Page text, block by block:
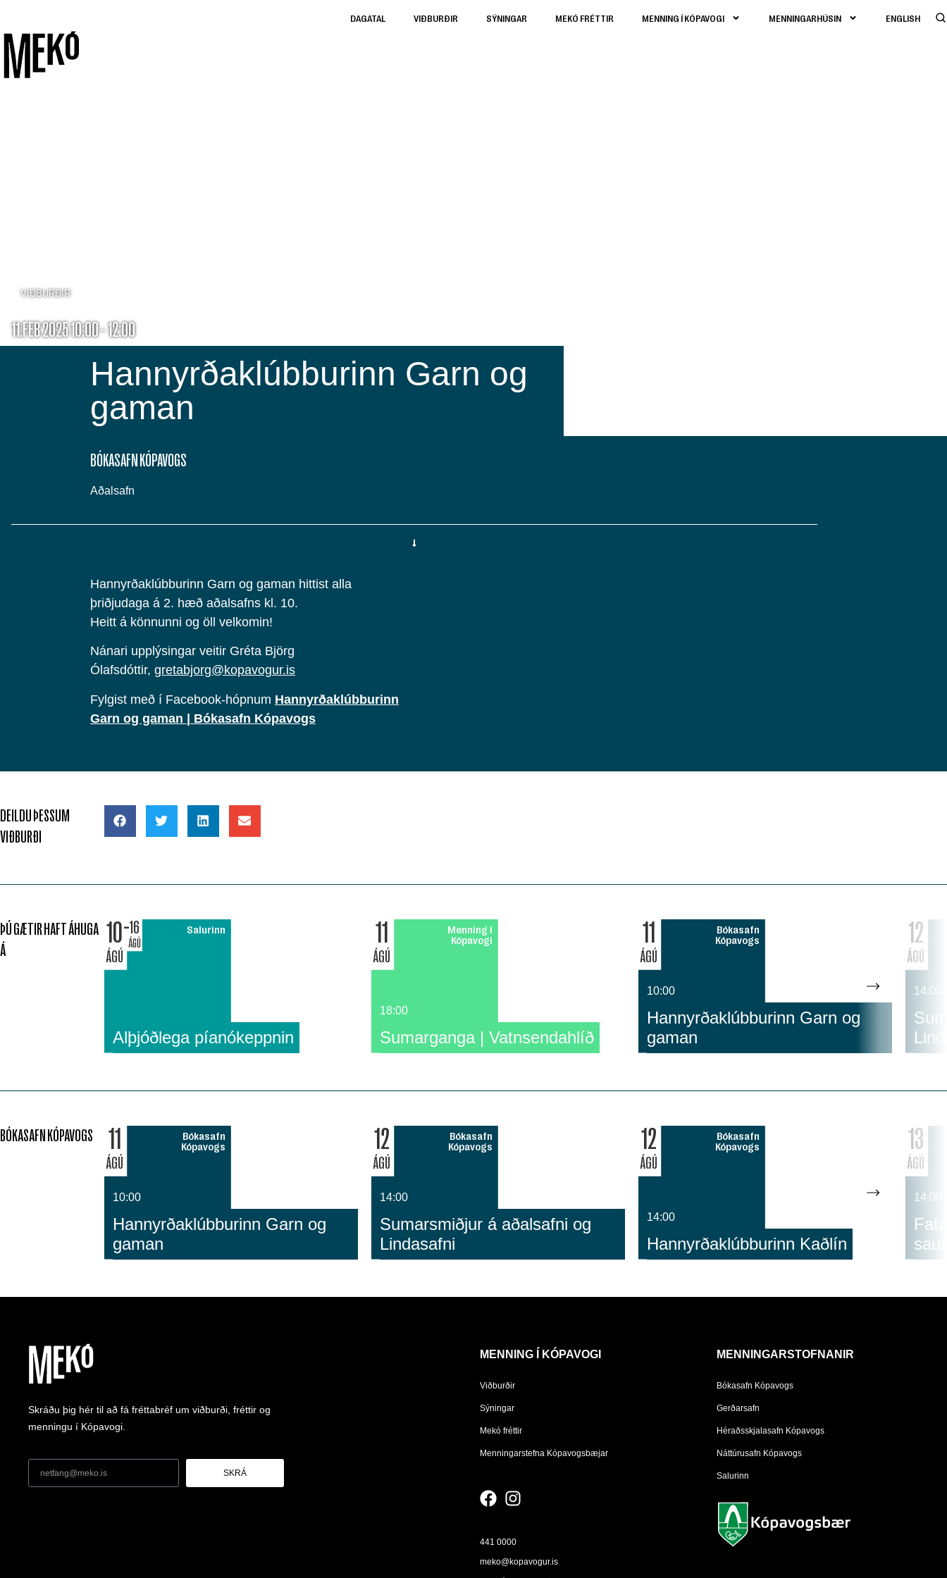
DAGATAL VIÐBURÐIR SÝNINGAR MEKÓ FRÉTTIR MENNING Í KÓPAVOGI MENNINGARHÚSIN ENGLISH
VIÐBURÐIR
11.FEB 2025 10:00 - 12:00
Hannyrðaklúbburinn Garn og
gaman
BÓKASAFN KÓPAVOGS
Aðalsafn
Hannyrðaklúbburinn Garn og gaman hittist alla
þriðjudaga á 2. hæð aðalsafns kl. 10.
Heitt á könnunni og öll velkomin!
Nánari upplýsingar veitir Gréta Björg
Ólafsdóttir, gretabjorg@kopavogur.is
Fylgist með í Facebook-hópnum Hannyrðaklúbburinn
Garn og gaman | Bókasafn Kópavogs
DEILDU ÞESSUM
VIÐBURÐI
ÞÚ GÆTIR HAFT ÁHUGA
Á
10
ÁGÚ
16
ÁGÚ
Salurinn
Alþjóðlega píanókeppnin
11
ÁGÚ
Menning í
Kópavogi
18:00
Sumarganga | Vatnsendahlíð
11
ÁGÚ
Bókasafn
Kópavogs
10:00
Hannyrðaklúbburinn Garn og
gaman
12
ÁGÚ
14:00
BÓKASAFN KÓPAVOGS 11
ÁGÚ
Bókasafn
Kópavogs
10:00
Hannyrðaklúbburinn Garn og
gaman
12
ÁGÚ
Bókasafn
Kópavogs
14:00
Sumarsmiðjur á aðalsafni og
Lindasafni
12
ÁGÚ
Bókasafn
Kópavogs
14:00
Hannyrðaklúbburinn Kaðlín
13
ÁGÚ
14:00
Skráðu þig hér til að fá fréttabréf um viðburði, fréttir og
menningu í Kópavogi.
SKRÁ
MENNING Í KÓPAVOGI
Viðburðir
Sýningar
Mekó fréttir
Menningarstefna Kópavogsbæjar
441 0000
meko@kopavogur.is
MENNINGARSTOFNANIR
Bókasafn Kópavogs
Gerðarsafn
Héraðsskjalasafn Kópavogs
Náttúrusafn Kópavogs
Salurinn